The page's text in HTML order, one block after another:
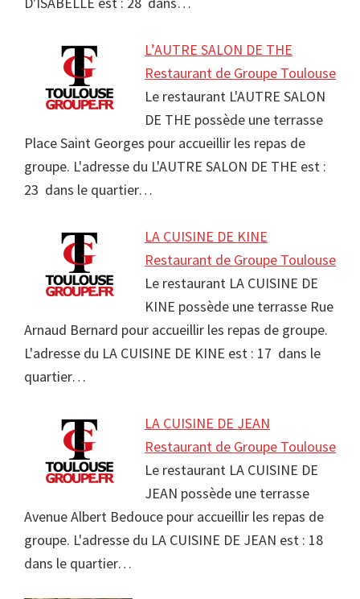
L’AUTRE SALON DE THE
Restaurant de Groupe Toulouse
Le restaurant L'AUTRE SALON
DE THE possède une terrasse
Place Saint Georges pour accueillir les repas de
groupe. L'adresse du L'AUTRE SALON DE THE est :
23 dans le quartier…
LA CUISINE DE KINE
Restaurant de Groupe Toulouse
Le restaurant LA CUISINE DE
KINE possède une terrasse Rue
Arnaud Bernard pour accueillir les repas de groupe.
L'adresse du LA CUISINE DE KINE est : 17 dans le
quartier…
LA CUISINE DE JEAN
Restaurant de Groupe Toulouse
Le restaurant LA CUISINE DE
JEAN possède une terrasse
Avenue Albert Bedouce pour accueillir les repas de
groupe. L'adresse du LA CUISINE DE JEAN est : 18
dans le quartier…